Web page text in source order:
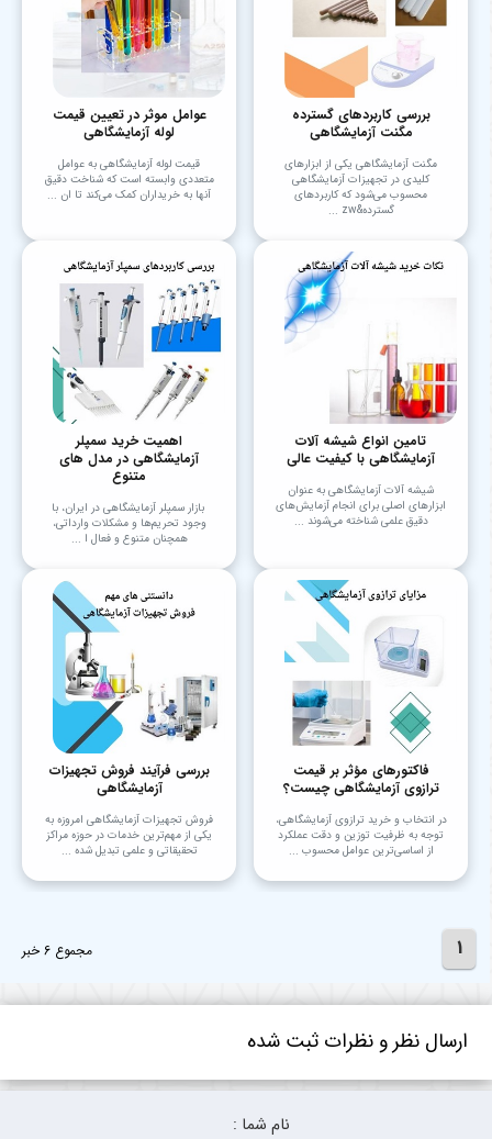
بررسی کاربردهای گسترده
مگنت آزمایشگاهی
مگنت آزمایشگاهی یکی از ابزارهای
کلیدی در تجهیزات آزمایشگاهی
محسوب می‌شود که کاربردهای
گسترده&zw ...
عوامل موثر در تعیین قیمت
لوله آزمایشگاهی
قیمت لوله آزمایشگاهی به عوامل
متعددی وابسته است که شناخت دقیق
آنها به خریداران کمک می‌کند تا ان ...
تامین انواع شیشه آلات
آزمایشگاهی با کیفیت عالی
شیشه آلات آزمایشگاهی به عنوان
ابزارهای اصلی برای انجام آزمایش‌های
دقیق علمی شناخته می‌شوند ...
اهمیت خرید سمپلر
آزمایشگاهی در مدل های
متنوع
بازار سمپلر آزمایشگاهی در ایران، با
وجود تحریم‌ها و مشکلات وارداتی،
همچنان متنوع و فعال ا ...
فاکتورهای مؤثر بر قیمت
ترازوی آزمایشگاهی چیست؟
در انتخاب و خرید ترازوی آزمایشگاهی،
توجه به ظرفیت توزین و دقت عملکرد
از اساسی‌ترین عوامل محسوب ...
بررسی فرآیند فروش تجهیزات
آزمایشگاهی
فروش تجهیزات آزمایشگاهی امروزه به
یکی از مهم‌ترین خدمات در حوزه مراکز
تحقیقاتی و علمی تبدیل شده ...
1 مجموع 6 خبر
ارسال نظر و نظرات ثبت شده
نام شما :